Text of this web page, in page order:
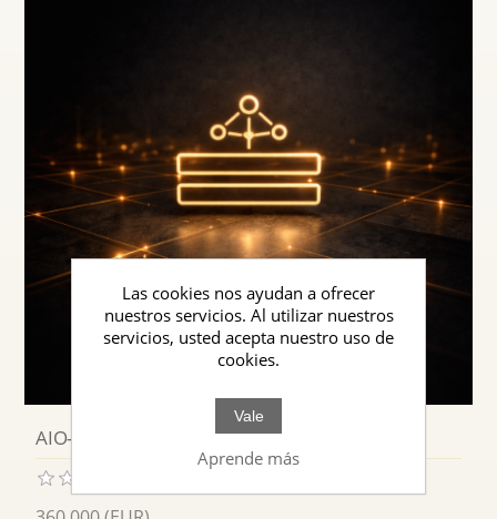
AIO-NET · Lectura Semántica para IA
Las cookies nos ayudan a ofrecer
nuestros servicios. Al utilizar nuestros
servicios, usted acepta nuestro uso de
cookies.
Vale
Aprende más